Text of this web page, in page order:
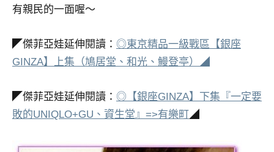
有親民的一面喔～
◤傑菲亞娃延伸閱讀： ◎東京精品一級戰區【銀座
GINZA】上集（鳩居堂、和光、鰻登亭）◢
◤傑菲亞娃延伸閱讀： ◎【銀座GINZA】下集『一定要
敗的UNIQLO+GU、資生堂』=>有樂町◢